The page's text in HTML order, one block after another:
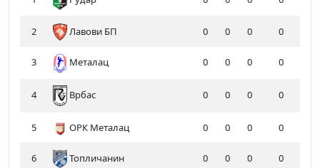
2 Лавови БП 0 0 0 0
3 Металац 0 0 0 0
4 Врбас 0 0 0 0
5 ОРК Металац 0 0 0 0
6 Топличанин 0 0 0 0